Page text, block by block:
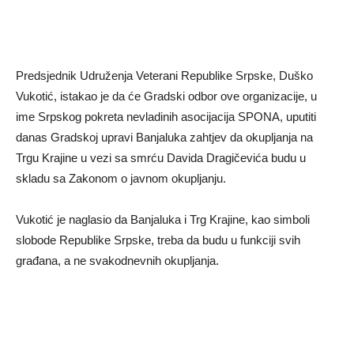
Predsjednik Udruženja Veterani Republike Srpske, Duško
Vukotić, istakao je da će Gradski odbor ove organizacije, u
ime Srpskog pokreta nevladinih asocijacija SPONA, uputiti
danas Gradskoj upravi Banjaluka zahtjev da okupljanja na
Trgu Krajine u vezi sa smrću Davida Dragičevića budu u
skladu sa Zakonom o javnom okupljanju.
Vukotić je naglasio da Banjaluka i Trg Krajine, kao simboli
slobode Republike Srpske, treba da budu u funkciji svih
građana, a ne svakodnevnih okupljanja.